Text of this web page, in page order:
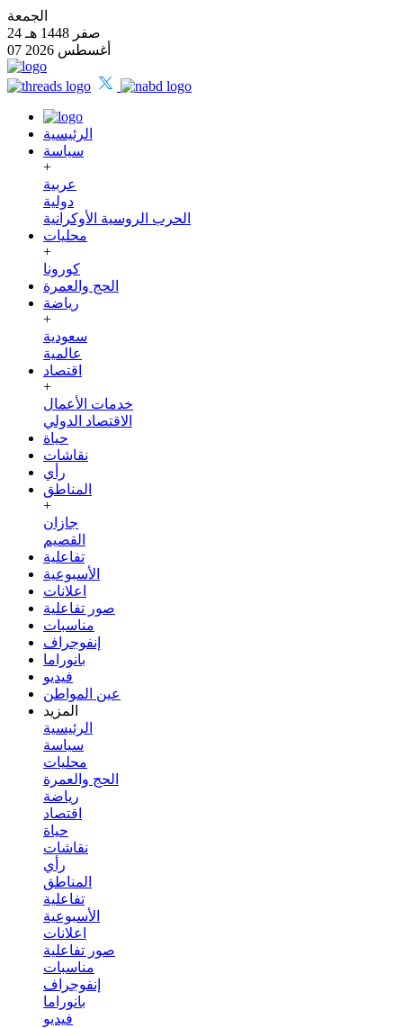
الجمعة
24 صفر 1448 هـ
07 أغسطس 2026
الرئيسية
سياسة
+
عربية
دولية
الحرب الروسية الأوكرانية
محليات
+
كورونا
الحج والعمرة
رياضة
+
سعودية
عالمية
اقتصاد
+
خدمات الأعمال
الاقتصاد الدولي
حياة
نقاشات
رأي
المناطق
+
جازان
القصيم
تفاعلية
الأسبوعية
اعلانات
صور تفاعلية
مناسبات
إنفوجراف
بانوراما
فيديو
عين المواطن
المزيد
الرئيسية
سياسة
محليات
الحج والعمرة
رياضة
اقتصاد
حياة
نقاشات
رأي
المناطق
تفاعلية
الأسبوعية
اعلانات
صور تفاعلية
مناسبات
إنفوجراف
بانوراما
فيديو